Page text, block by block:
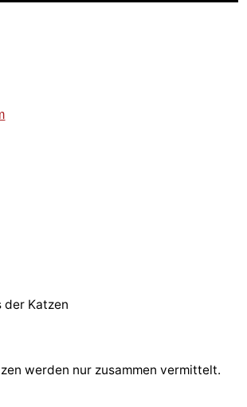
der Katzen
werden nur zusammen vermittelt.